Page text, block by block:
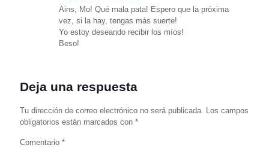
Ains, Mo! Qué mala pata! Espero que la próxima
vez, si la hay, tengas más suerte!
Yo estoy deseando recibir los míos!
Beso!
Deja una respuesta
Tu dirección de correo electrónico no será publicada. Los campos
obligatorios están marcados con *
Comentario *